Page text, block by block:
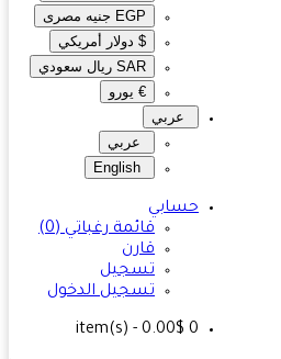
EGP جنيه مصرى‎
$ دولار أمريكي
SAR ريال سعودي
€ يورو
عربي
عربي
English
حسابي
قائمة رغباتي (0)
قارن
تسجيل
تسجيل الدخول
item(s)
- 0.00$